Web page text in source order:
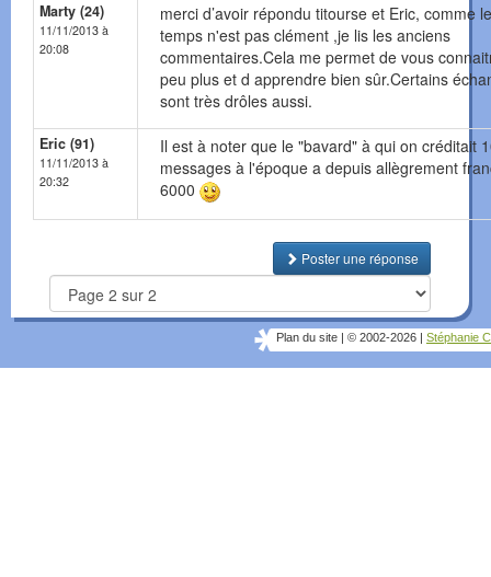
Marty (24)
11/11/2013 à
20:08
merci d’avoir répondu titourse et Eric, comme le
temps n'est pas clément ,je lis les anciens
commentaires.Cela me permet de vous
peu plus et d apprendre bien sûr.Certains
sont très drôles aussi.
Eric (91)
11/11/2013 à
20:32
Il est à noter que le "bavard" à qui on créditait
messages à l'époque a depuis allègrement
6000
Poster une réponse
Plan du site © 2002-2026 Stéphanie C